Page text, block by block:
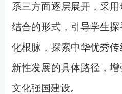
系三方面逐层展开，采
结合的形式，引导学生
化根脉，探索中华优秀
新性发展的具体路径，
文化强国建设。